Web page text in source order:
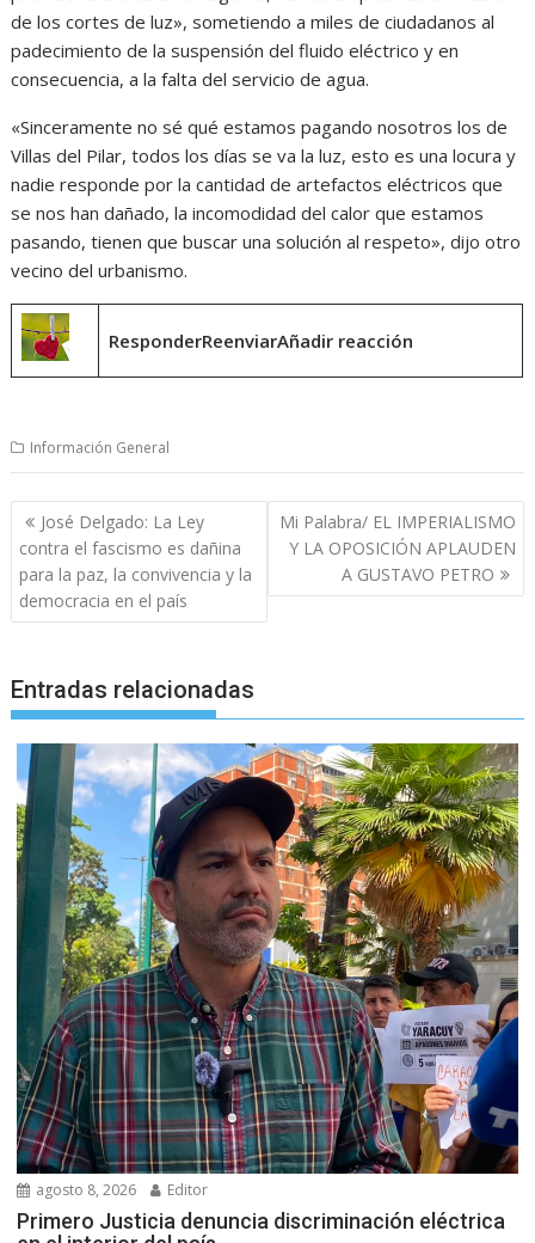
de los cortes de luz», sometiendo a miles de ciudadanos al
padecimiento de la suspensión del fluido eléctrico y en
consecuencia, a la falta del servicio de agua.
«Sinceramente no sé qué estamos pagando nosotros los de
Villas del Pilar, todos los días se va la luz, esto es una locura y
nadie responde por la cantidad de artefactos eléctricos que
se nos han dañado, la incomodidad del calor que estamos
pasando, tienen que buscar una solución al respeto», dijo otro
vecino del urbanismo.
ResponderReenviarAñadir reacción
Información General
Navegación
de
entradas
José Delgado: La Ley
contra el fascismo es dañina
para la paz, la convivencia y la
democracia en el país
Mi Palabra/ EL IMPERIALISMO
Y LA OPOSICIÓN APLAUDEN
A GUSTAVO PETRO
Entradas relacionadas
agosto 8, 2026 Editor
Primero Justicia denuncia discriminación eléctrica